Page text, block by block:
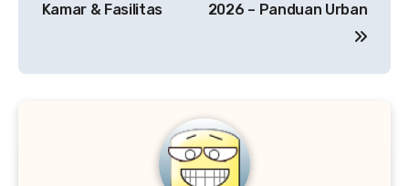
Kamar & Fasilitas
2026 – Panduan Urban